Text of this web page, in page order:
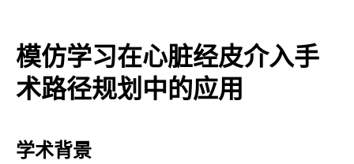
模仿学习在心脏经皮介入手
术路径规划中的应用
学术背景